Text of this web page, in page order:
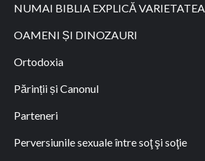
NUMAI BIBLIA EXPLICĂ
OAMENI ȘI DINOZAURI
Ortodoxia
Părinții și Canonul
Parteneri
Perversiunile sexuale între soţ şi soţie